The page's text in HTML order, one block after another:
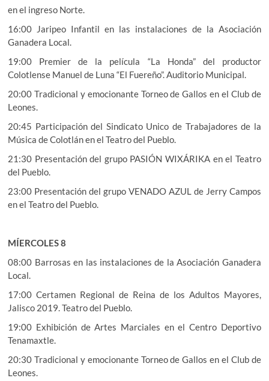
en el ingreso Norte.
16:00 Jaripeo Infantil en las instalaciones de la Asociación
Ganadera Local.
19:00 Premier de la película “La Honda” del productor
Colotlense Manuel de Luna “El Fuereño”. Auditorio Municipal.
20:00 Tradicional y emocionante Torneo de Gallos en el Club de
Leones.
20:45 Participación del Sindicato Unico de Trabajadores de la
Música de Colotlán en el Teatro del Pueblo.
21:30 Presentación del grupo PASIÓN WIXÁRIKA en el Teatro
del Pueblo.
23:00 Presentación del grupo VENADO AZUL de Jerry Campos
en el Teatro del Pueblo.
MÍERCOLES 8
08:00 Barrosas en las instalaciones de la Asociación Ganadera
Local.
17:00 Certamen Regional de Reina de los Adultos Mayores,
Jalisco 2019. Teatro del Pueblo.
19:00 Exhibición de Artes Marciales en el Centro Deportivo
Tenamaxtle.
20:30 Tradicional y emocionante Torneo de Gallos en el Club de
Leones.